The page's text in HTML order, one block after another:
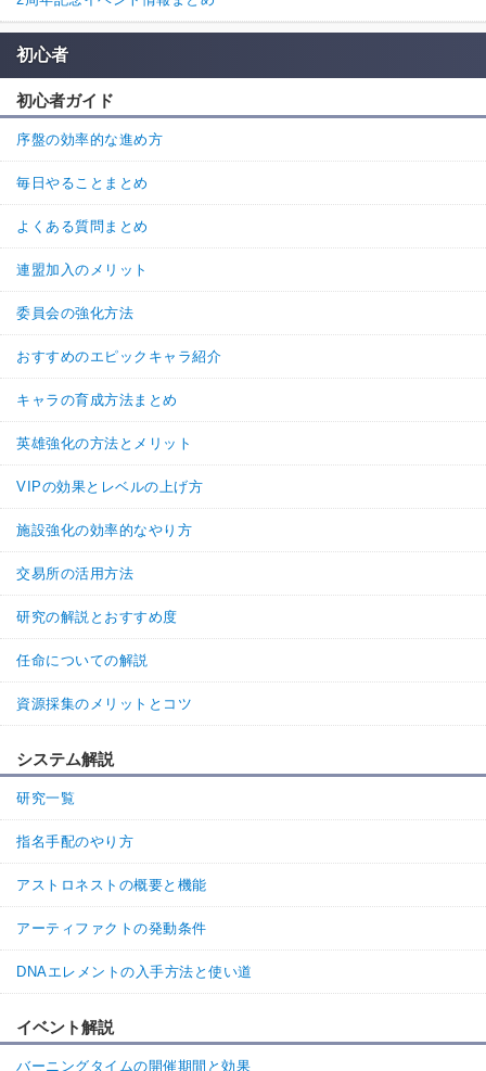
初心者
初心者ガイド
序盤の効率的な進め方
毎日やることまとめ
よくある質問まとめ
連盟加入のメリット
委員会の強化方法
おすすめのエピックキャラ紹介
キャラの育成方法まとめ
英雄強化の方法とメリット
VIPの効果とレベルの上げ方
施設強化の効率的なやり方
交易所の活用方法
研究の解説とおすすめ度
任命についての解説
資源採集のメリットとコツ
システム解説
研究一覧
指名手配のやり方
アストロネストの概要と機能
アーティファクトの発動条件
DNAエレメントの入手方法と使い道
イベント解説
バーニングタイムの開催期間と効果